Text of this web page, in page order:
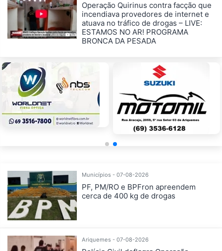
Operação Quirinus contra facção que
incendiava provedores de internet e
atuava no tráfico de drogas – LIVE:
ESTAMOS NO AR! PROGRAMA
BRONCA DA PESADA
Municípios - 07-08-2026
PF, PM/RO e BPFron apreendem
cerca de 400 kg de drogas
Ariquemes - 07-08-2026